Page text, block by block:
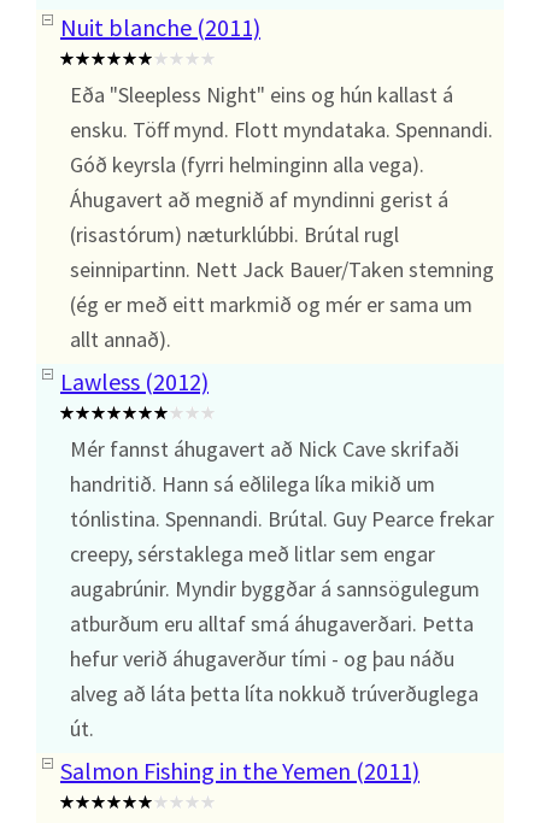
Nuit blanche (2011)
Eða "Sleepless Night" eins og hún kallast á
ensku. Töff mynd. Flott myndataka. Spennandi.
Góð keyrsla (fyrri helminginn alla vega).
Áhugavert að megnið af myndinni gerist á
(risastórum) næturklúbbi. Brútal rugl
seinnipartinn. Nett Jack Bauer/Taken stemning
(ég er með eitt markmið og mér er sama um
allt annað).
Lawless (2012)
Mér fannst áhugavert að Nick Cave skrifaði
handritið. Hann sá eðlilega líka mikið um
tónlistina. Spennandi. Brútal. Guy Pearce frekar
creepy, sérstaklega með litlar sem engar
augabrúnir. Myndir byggðar á sannsögulegum
atburðum eru alltaf smá áhugaverðari. Þetta
hefur verið áhugaverður tími - og þau náðu
alveg að láta þetta líta nokkuð trúverðuglega
út.
Salmon Fishing in the Yemen (2011)